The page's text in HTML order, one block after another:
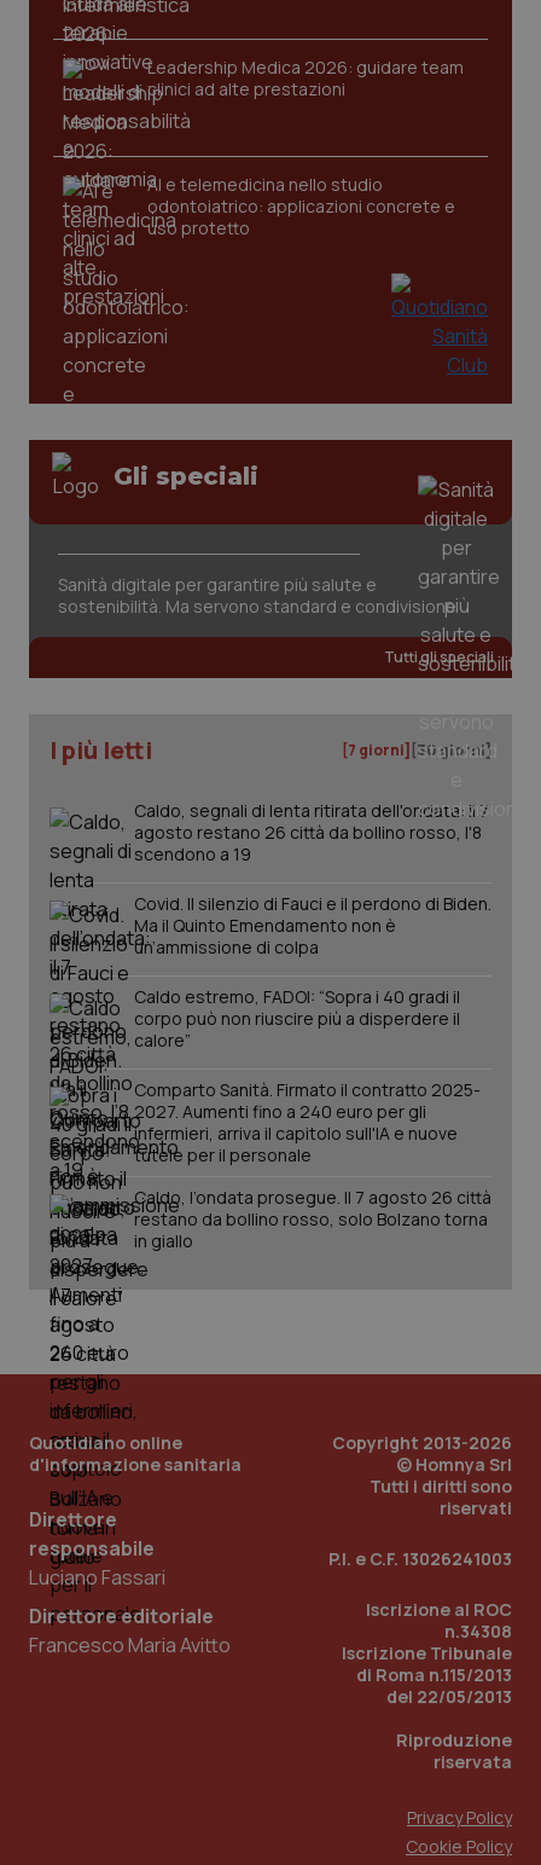
Leadership Medica 2026: guidare team
clinici ad alte prestazioni
AI e telemedicina nello studio
odontoiatrico: applicazioni concrete e
uso protetto
Gli speciali
Sanità digitale per garantire più salute e
sostenibilità. Ma servono standard e condivisione
Tutti gli speciali
I più letti [7 giorni] [30 giorni]
Caldo, segnali di lenta ritirata dell'ondata: il 7
agosto restano 26 città da bollino rosso, l'8
scendono a 19
Covid. Il silenzio di Fauci e il perdono di Biden.
Ma il Quinto Emendamento non è
un’ammissione di colpa
Caldo estremo, FADOI: “Sopra i 40 gradi il
corpo può non riuscire più a disperdere il
calore”
Comparto Sanità. Firmato il contratto 2025-
2027. Aumenti fino a 240 euro per gli
infermieri, arriva il capitolo sull'IA e nuove
tutele per il personale
Caldo, l’ondata prosegue. Il 7 agosto 26 città
restano da bollino rosso, solo Bolzano torna
in giallo
Quotidiano online
d'informazione sanitaria
Direttore
responsabile
Luciano Fassari
Direttore editoriale
Francesco Maria Avitto
Copyright 2013-2026
© Homnya Srl
Tutti i diritti sono
riservati
P.I. e C.F. 13026241003
Iscrizione al ROC
n.34308
Iscrizione Tribunale
di Roma n.115/2013
del 22/05/2013
Riproduzione
riservata
Privacy Policy
Cookie Policy
tracking-sites-ironfish-
session-id
_ga
Google LLC
1
PHPSESSID
PHP.net
_ga_KM60CM4NPH
Scadenza
1 anno 1 Questo
Scadenza